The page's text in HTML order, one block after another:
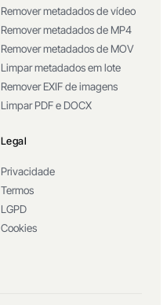
Remover metadados de vídeo
Remover metadados de MP4
Remover metadados de MOV
Limpar metadados em lote
Remover EXIF de imagens
Limpar PDF e DOCX
Legal
Privacidade
Termos
LGPD
Cookies